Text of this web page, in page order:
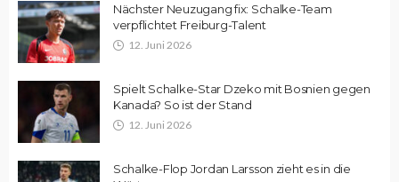
Nächster Neuzugang fix: Schalke-Team
verpflichtet Freiburg-Talent
12. Juni 2026
Spielt Schalke-Star Dzeko mit Bosnien gegen
Kanada? So ist der Stand
12. Juni 2026
Schalke-Flop Jordan Larsson zieht es in die